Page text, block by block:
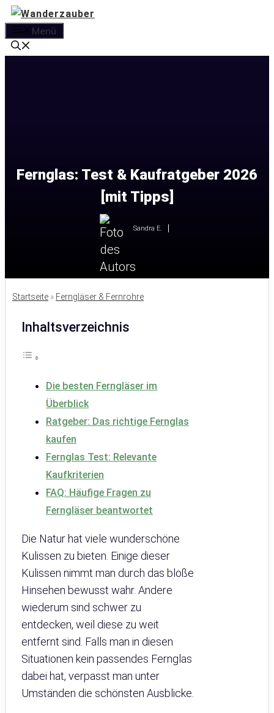
Zum
Inhalt
springen
Menü
Fernglas: Test & Kaufratgeber 2026
[mit Tipps]
Sandra E.
Startseite » Ferngläser & Fernrohre
Inhaltsverzeichnis
Die besten Ferngläser im
Überblick
Ratgeber: Das richtige Fernglas
kaufen
Fernglas Test: Relevante
Kaufkriterien
FAQ: Häufige Fragen zu
Ferngläser beantwortet
Die Natur hat viele wunderschöne
Kulissen zu bieten. Einige dieser
Kulissen nimmt man durch das bloße
Hinsehen bewusst wahr. Andere
wiederum sind schwer zu
entdecken, weil diese zu weit
entfernt sind. Falls man in diesen
Situationen kein passendes Fernglas
dabei hat, verpasst man unter
Umständen die schönsten Ausblicke.